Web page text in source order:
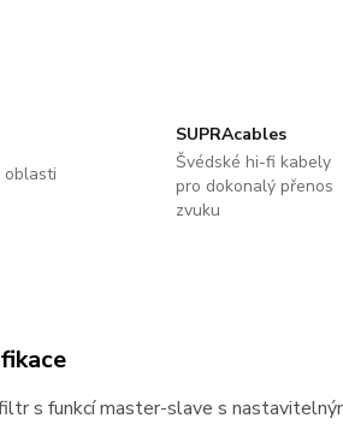
oblasti
SUPRAcables
Švédské hi-fi kabely
pro dokonalý přenos
zvuku
s funkcí master-slave s